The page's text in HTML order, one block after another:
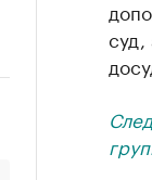
суд,